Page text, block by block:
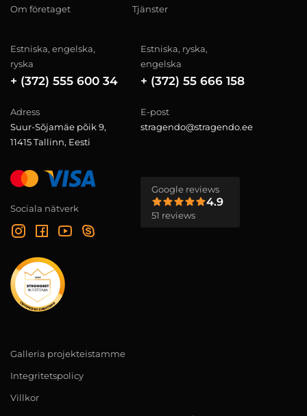
Om företaget Tjänster
Estniska, engelska,
ryska
+ (372) 555 600 34
Estniska, ryska,
engelska
+ (372) 55 666 158
Adress
Suur-Sõjamäe põik 9,
11415 Tallinn, Eesti
E-post
stragendo@stragendo.ee
Sociala nätverk
Google reviews
4.9
51 reviews
Galleria projekteistamme
Integritetspolicy
Villkor